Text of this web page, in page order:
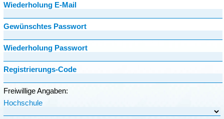
Wiederholung E-Mail
Gewünschtes Passwort
Wiederholung Passwort
Registrierungs-Code
Freiwillige Angaben:
Hochschule